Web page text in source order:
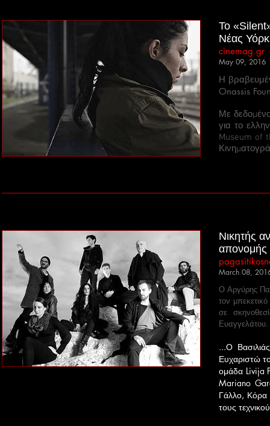
To
Νέας
cinemag.gr
May 09, 2016
Η
Onassis
Με
για το
Museum of
Νικητής
απονομής
March 08,
Ο Αργύρης
τον
σε
Ευαγγελάτου.
...Ο
Ευχαριστώ
ομάδα Livija
Mariano
Γάλλο, Κόρα
τους